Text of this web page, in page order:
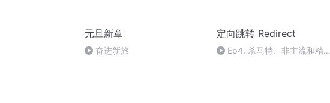
元旦新章
奋进新旅
定向跳转 Redirect
Ep4. 杀马特、非主流和精英